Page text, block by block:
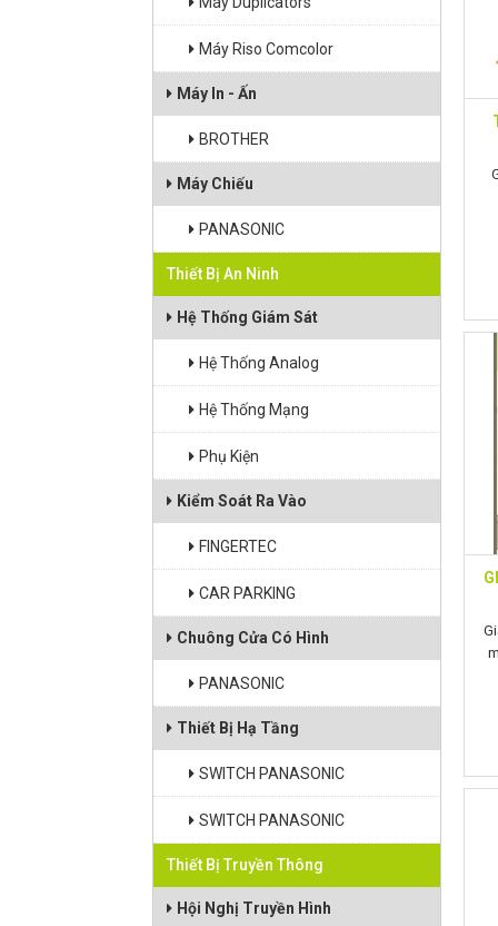
Máy Riso Comcolor
Máy In - Ấn
BROTHER
Máy Chiếu
PANASONIC
Thiết Bị An Ninh
Hệ Thống Giám Sát
Hệ Thống Analog
Hệ Thống Mạng
Phụ Kiện
Kiểm Soát Ra Vào
FINGERTEC
CAR PARKING
Chuông Cửa Có Hình
PANASONIC
Thiết Bị Hạ Tầng
SWITCH PANASONIC
SWITCH PANASONIC
Thiết Bị Truyền Thông
Hội Nghị Truyền Hình